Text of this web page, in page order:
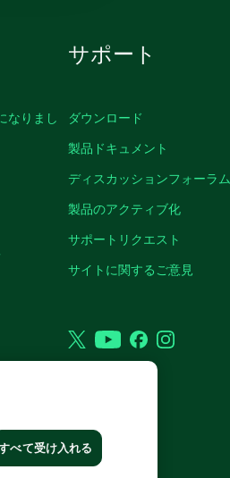
なりまし
サポート
ダウンロード
製品ドキュメント
ディスカッションフォーラム
製品のアクティブ化
サポートリクエスト
サイトに関するご意見
TwitterYouTubeFacebookInstagram
べて受け入れる